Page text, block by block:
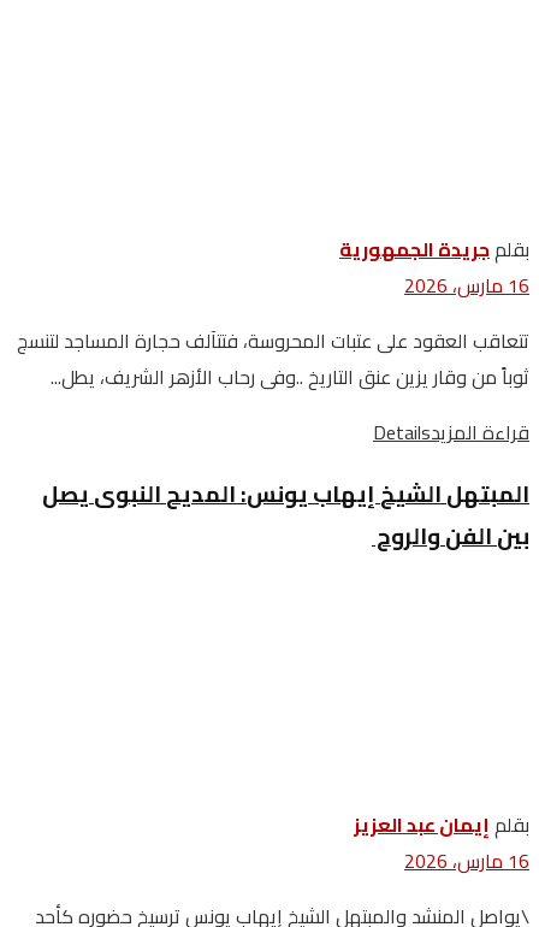
بقلمجريدة الجمهورية
16 مارس، 2026
‬ثوباً‭ ‬من‭ ‬وقار‭ ‬يزين‭ ‬عنق‭ ‬التاريخ‭.. ‬وفى‭ ‬رحاب‭ ‬الأزهر‭ ‬الشريف،‭ ‬يطل‭...
قراءة المزيدDetails
‬بين‭ ‬الفن‭ ‬والروح‭ ‬
بقلمإيمان عبد العزيز
16 مارس، 2026